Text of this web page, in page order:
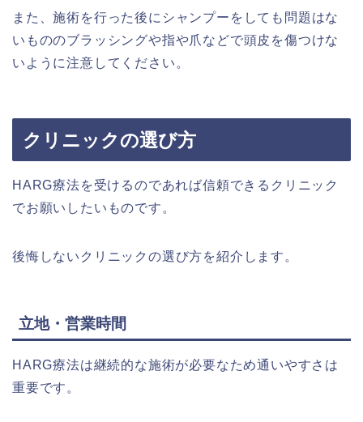
また、施術を行った後にシャンプーをしても問題はな
いもののブラッシングや指や爪などで頭皮を傷つけな
いように注意してください。
クリニックの選び方
HARG療法を受けるのであれば信頼できるクリニック
でお願いしたいものです。
後悔しないクリニックの選び方を紹介します。
立地・営業時間
HARG療法は継続的な施術が必要なため通いやすさは
重要です。